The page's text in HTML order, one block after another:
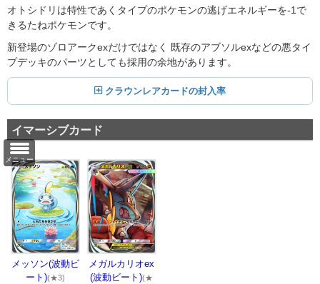
メニュー
オトシドリは特性であくタイプのポケモンの逃げエネルギーを-1で
きるたねポケモンです。
新登場のゾロアークexだけではなく 既存のアブソルexなどの悪タイ
プデッキのパーツとしても採用の余地があります。
クラウンレアカードの封入率
イマーシブカード
メッソン(波動ビ
ート)(★3)
メガルカリオex
(波動ビート)(★